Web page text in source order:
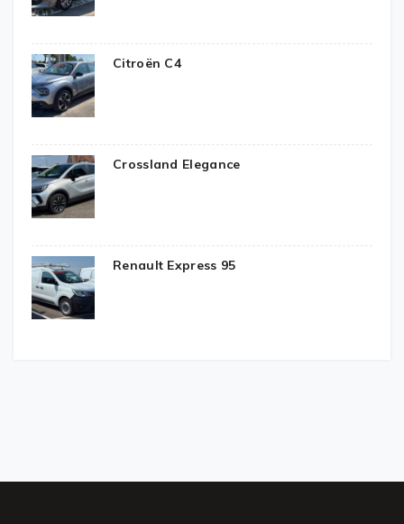
Citroën C4
Crossland Elegance
Renault Express 95